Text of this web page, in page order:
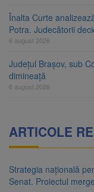
Înalta Curte
Potra. Judecătorii
6 august 2026
Județul Brașov, sub
dimineață
6 august 2026
ARTICOLE
Strategia națională
Senat. Proiectul